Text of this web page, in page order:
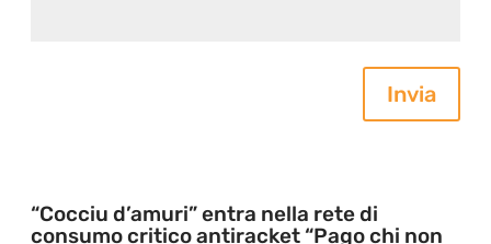
Invia
“Cocciu d’amuri” entra nella rete di
consumo critico antiracket “Pago chi non